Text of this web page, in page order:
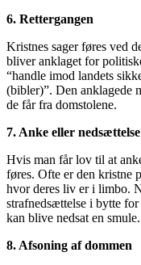
6. Rettergangen
Kristnes sager føres ved
bliver anklaget for
“handle imod landets
(bibler)”. Den anklagede
de får fra domstolene.
7. Anke eller
Hvis man får lov til at
føres. Ofte er den kristne
hvor deres liv er i limbo.
strafnedsættelse i bytte
kan blive nedsat en smule.
8. Afsoning af dommen